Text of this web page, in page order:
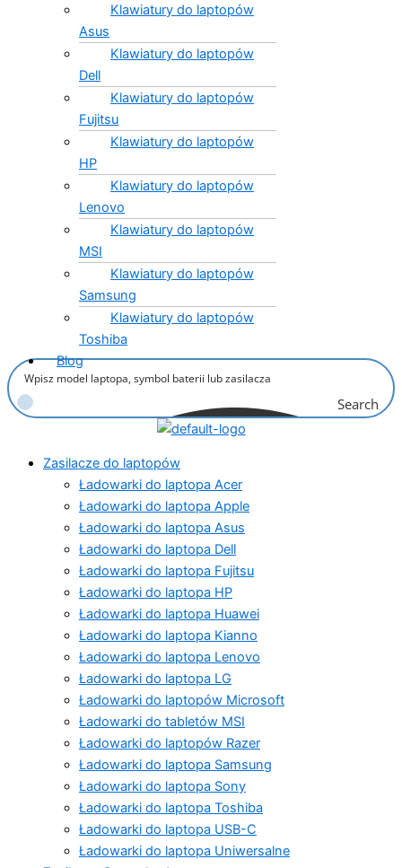
Klawiatury do laptopów
Asus
Klawiatury do laptopów
Dell
Klawiatury do laptopów
Fujitsu
Klawiatury do laptopów
HP
Klawiatury do laptopów
Lenovo
Klawiatury do laptopów
MSI
Klawiatury do laptopów
Samsung
Klawiatury do laptopów
Toshiba
Blog
Search
Zasilacze do laptopów
Ładowarki do laptopa Acer
Ładowarki do laptopa Apple
Ładowarki do laptopa Asus
Ładowarki do laptopa Dell
Ładowarki do laptopa Fujitsu
Ładowarki do laptopa HP
Ładowarki do laptopa Huawei
Ładowarki do laptopa Kianno
Ładowarki do laptopa Lenovo
Ładowarki do laptopa LG
Ładowarki do laptopów Microsoft
Ładowarki do tabletów MSI
Ładowarki do laptopów Razer
Ładowarki do laptopa Samsung
Ładowarki do laptopa Sony
Ładowarki do laptopa Toshiba
Ładowarki do laptopa USB-C
Ładowarki do laptopa Uniwersalne